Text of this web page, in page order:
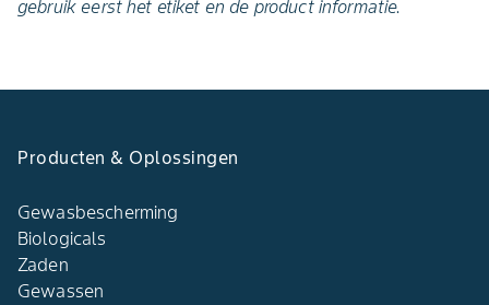
gebruik eerst het etiket en de product informatie.
Producten & Oplossingen
Gewasbescherming
Biologicals
Zaden
Gewassen